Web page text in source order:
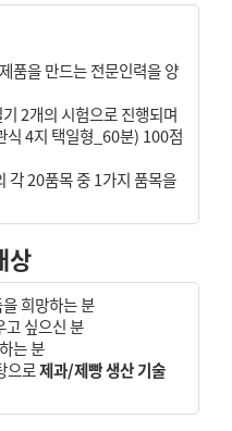
품을 만드는 전문인력을 양
2개의 시험으로 진행되며
식 4지 택일형_60분) 100점
각 20품목 중 1가지 품목을
상
희망하는 분
고 싶으신 분
는 분
으로제과/제빵 생산 기술